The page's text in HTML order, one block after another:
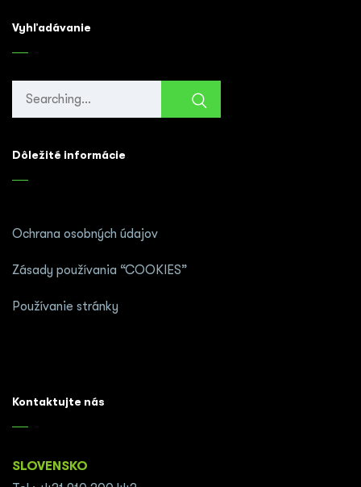
Vyhľadávanie
Search
Dôležité informácie
Ochrana osobných údajov
Zásady používania “COOKIES”
Používanie stránky
Kontaktujte nás
SLOVENSKO